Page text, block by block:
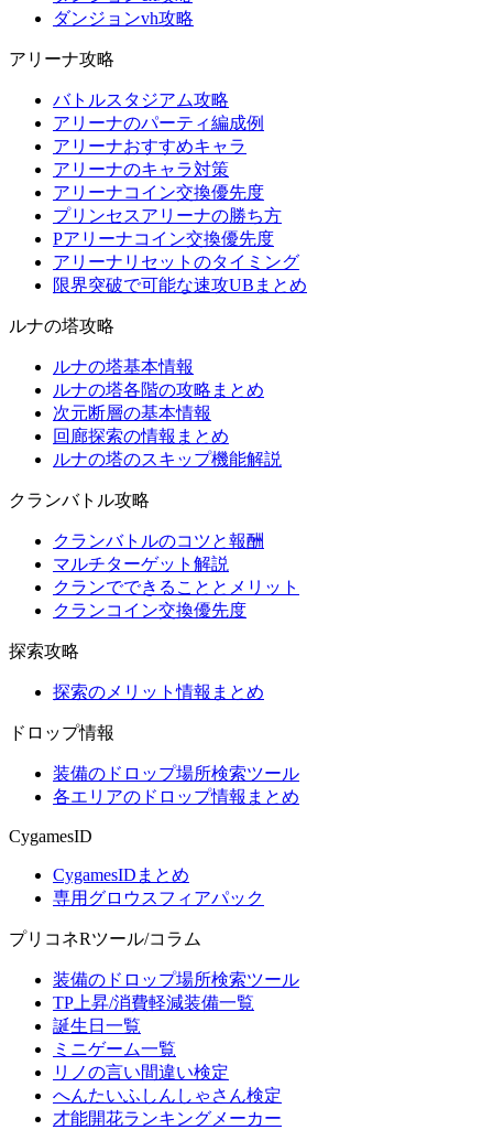
ダンジョンvh攻略
アリーナ攻略
バトルスタジアム攻略
アリーナのパーティ編成例
アリーナおすすめキャラ
アリーナのキャラ対策
アリーナコイン交換優先度
プリンセスアリーナの勝ち方
Pアリーナコイン交換優先度
アリーナリセットのタイミング
限界突破で可能な速攻UBまとめ
ルナの塔攻略
ルナの塔基本情報
ルナの塔各階の攻略まとめ
次元断層の基本情報
回廊探索の情報まとめ
ルナの塔のスキップ機能解説
クランバトル攻略
クランバトルのコツと報酬
マルチターゲット解説
クランでできることとメリット
クランコイン交換優先度
探索攻略
探索のメリット情報まとめ
ドロップ情報
装備のドロップ場所検索ツール
各エリアのドロップ情報まとめ
CygamesID
CygamesIDまとめ
専用グロウスフィアパック
プリコネRツール/コラム
装備のドロップ場所検索ツール
TP上昇/消費軽減装備一覧
誕生日一覧
ミニゲーム一覧
リノの言い間違い検定
へんたいふしんしゃさん検定
才能開花ランキングメーカー